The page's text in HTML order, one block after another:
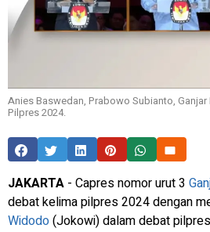
Anies Baswedan, Prabowo Subianto,
Pilpres 2024.
JAKARTA - Capres nomor urut 3
debat kelima pilpres 2024 dengan
Widodo(Jokowi) dalam debat